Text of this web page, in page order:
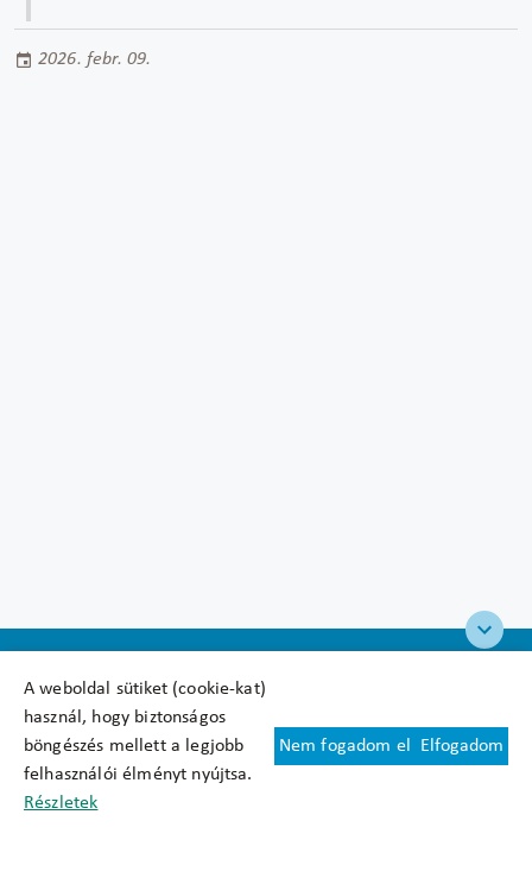
A weboldal sütiket (cookie-kat)
használ, hogy biztonságos
böngészés mellett a legjobb
felhasználói élményt nyújtsa.
Részletek
Nem fogadom el Elfogadom
2026. febr. 09.
Felhasználási feltételek